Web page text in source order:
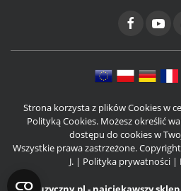
Strona korzysta z plików Cookies w
Polityką Cookies. Możesz określić
dostępu do cookies w
Wszystkie prawa zastrzeżone.
J. | Polityka prywatności |